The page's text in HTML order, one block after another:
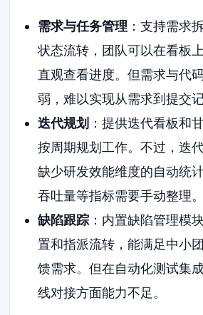
需求与任务管理 ：支持需求
状态流转，团队可以在看板
直观查看进度。但需求与代
弱，难以实现从需求到提交
迭代规划 ：提供迭代看板和
按周期规划工作。不过，迭
缺少研发效能维度的自动统
吞吐量等指标需要手动整理。
缺陷跟踪：内置缺陷管理模
置和指派流转，能满足中小
馈需求。但在自动化测试集
线对接方面能力不足。